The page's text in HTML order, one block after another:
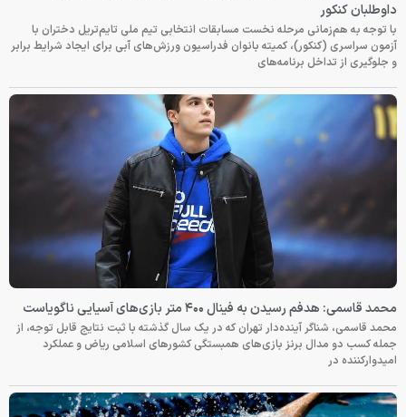
داوطلبان کنکور
با توجه به هم‌زمانی مرحله نخست مسابقات انتخابی تیم ملی تایم‌تریل دختران با
آزمون سراسری (کنکور)، کمیته بانوان فدراسیون ورزش‌های آبی برای ایجاد شرایط برابر
و جلوگیری از تداخل برنامه‌های
محمد قاسمی: هدفم رسیدن به فینال ۴۰۰ متر بازی‌های آسیایی ناگویاست
محمد قاسمی، شناگر آینده‌دار تهران که در یک سال گذشته با ثبت نتایج قابل توجه، از
جمله کسب دو مدال برنز بازی‌های همبستگی کشورهای اسلامی ریاض و عملکرد
امیدوارکننده در